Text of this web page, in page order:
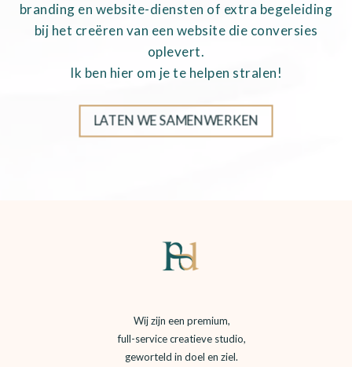
branding en website-diensten of extra begeleiding
bij het creëren van een website die conversies
oplevert.
Ik ben hier om je te helpen stralen!
LATEN WE SAMENWERKEN
Wij zijn een premium,
full-service creatieve studio,
geworteld in doel en ziel.